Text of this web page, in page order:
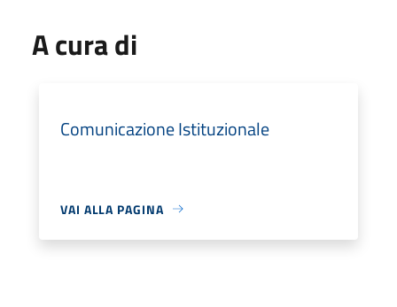
A cura di
Comunicazione Istituzionale
VAI ALLA PAGINA